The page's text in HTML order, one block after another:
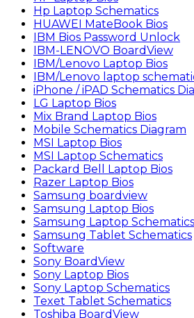
Hp Laptop Schematics
HUAWEI MateBook Bios
IBM Bios Password Unlock
IBM-LENOVO BoardView
IBM/Lenovo Laptop Bios
IBM/Lenovo laptop
iPhone / iPAD Schematics
LG Laptop Bios
Mix Brand Laptop Bios
Mobile Schematics Diagram
MSI Laptop Bios
MSI Laptop Schematics
Packard Bell Laptop Bios
Razer Laptop Bios
Samsung boardview
Samsung Laptop Bios
Samsung Laptop Schematics
Samsung Tablet Schematics
Software
Sony BoardView
Sony Laptop Bios
Sony Laptop Schematics
Texet Tablet Schematics
Toshiba BoardView